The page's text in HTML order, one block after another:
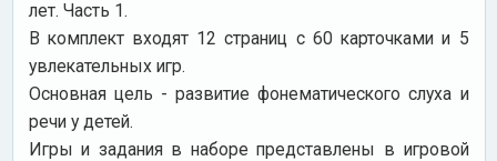
лет. Часть 1.
В комплект входят 12 страниц с 60 карточками и 5
увлекательных игр.
Основная цель - развитие фонематического слуха и
речи у детей.
Игры и задания в наборе представлены в игровой